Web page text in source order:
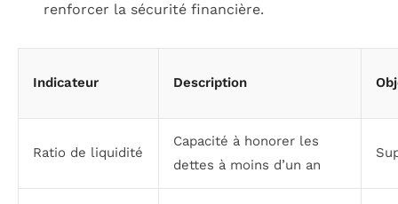
renforcer la sécurité financière.
Indicateur Description
Ratio de liquidité
Capacité à honorer les
dettes à moins d’un an